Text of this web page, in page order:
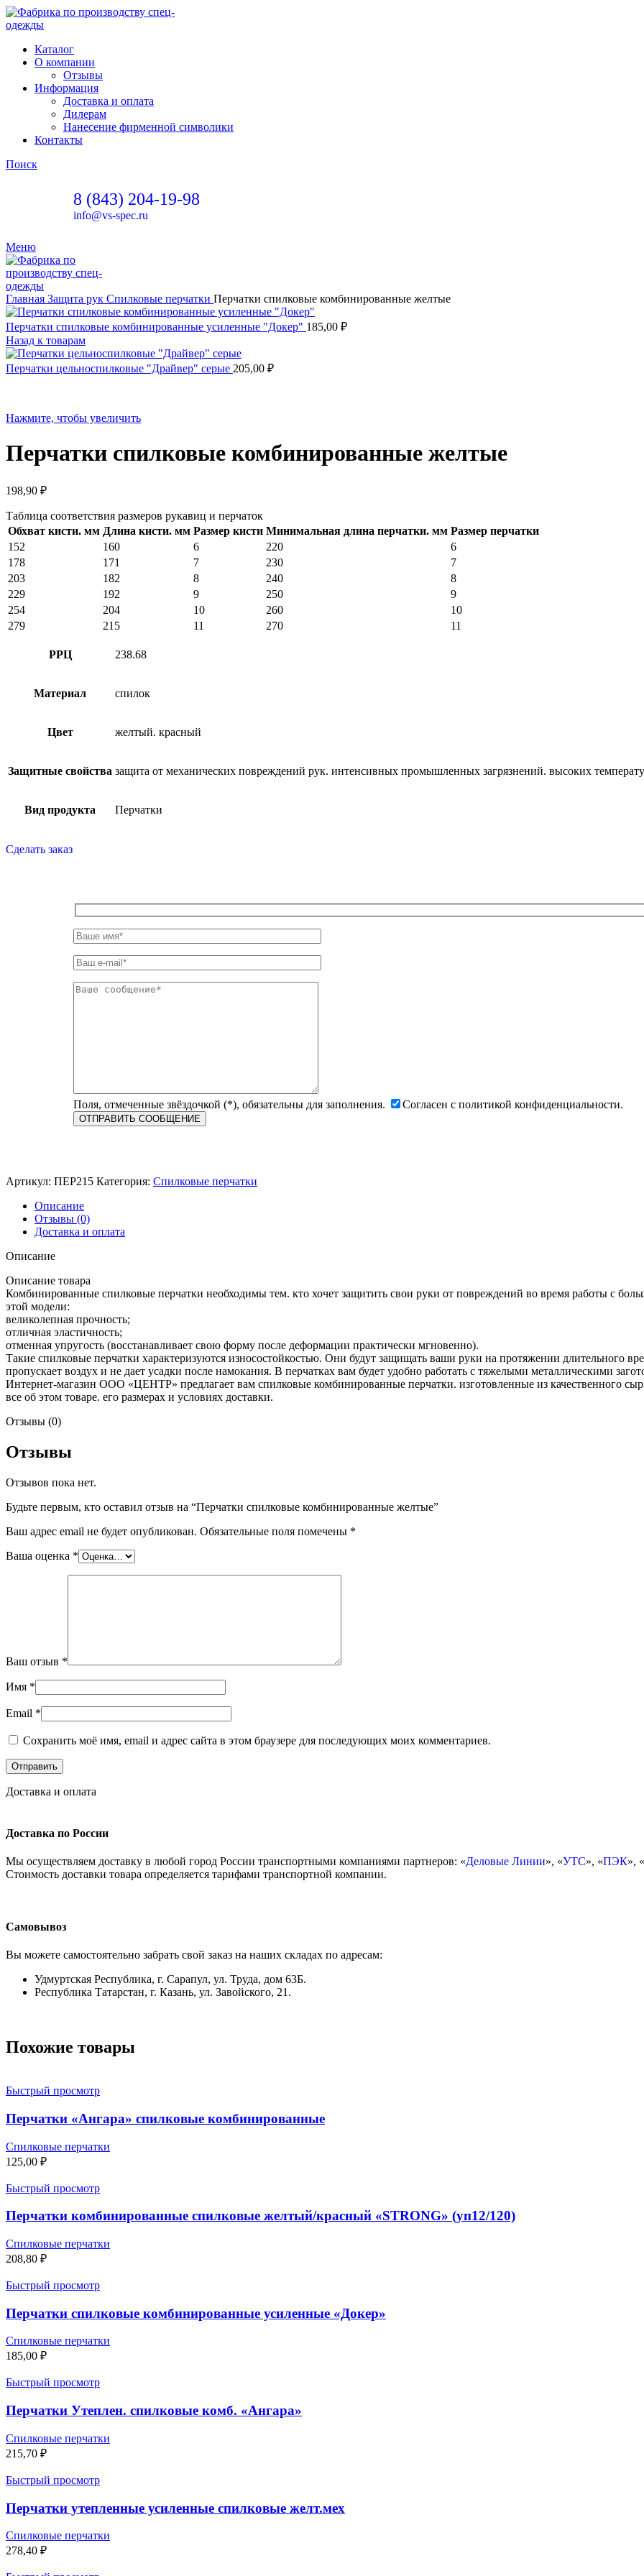
Каталог
О компании
Отзывы
Информация
Доставка и оплата
Дилерам
Нанесение фирменной символики
Контакты
Поиск
8 (843) 204-19-98
info@vs-spec.ru
Меню
Главная Защита рук Спилковые перчатки Перчатки спилковые комбинированные желтые
Перчатки спилковые комбинированные усиленные "Докер" 185,00 ₽
Назад к товарам
Перчатки цельноспилковые "Драйвер" серые 205,00 ₽
Нажмите, чтобы увеличить
Перчатки спилковые комбинированные желтые
198,90 ₽
Таблица соответствия размеров рукавиц и перчаток
Обхват кисти. мм Длина кисти. мм Размер кисти Минимальная длина перчатки. мм Размер перчатки
152
160 6 220
6
178
171 7 230
7
203
182 8 240
8
229
192 9 250
9
254
204 10 260
10
279
215 11 270 11
РРЦ 238.68
Материал спилок
Цвет желтый. красный
Защитные свойства защита от механических повреждений рук. интенсивных промышленных загрязнений. высоких
Вид продукта Перчатки
Сделать заказ
Поля, отмеченные звёздочкой (*), обязательны для заполнения. Согласен с политикой конфиденциальности.
Артикул: ПЕР215 Категория: Спилковые перчатки
Описание
Отзывы (0)
Доставка и оплата
Описание
Описание товара
Комбинированные спилковые перчатки необходимы тем. кто хочет защитить свои руки от повреждений во время работы с
этой модели:
великолепная прочность;
отличная эластичность;
отменная упругость (восстанавливает свою форму после деформации практически мгновенно).
Такие спилковые перчатки характеризуются износостойкостью. Они будут защищать ваши руки на протяжении длительного
пропускает воздух и не дает усадки после намокания. В перчатках вам будет удобно работать с тяжелыми металлическими
Интернет-магазин ООО «ЦЕНТР» предлагает вам спилковые комбинированные перчатки. изготовленные из качественного
все об этом товаре. его размерах и условиях доставки.
Отзывы (0)
Отзывы
Отзывов пока нет.
Будьте первым, кто оставил отзыв на “Перчатки спилковые комбинированные желтые”
Ваш адрес email не будет опубликован. Обязательные поля помечены *
Ваша оценка *
Ваш отзыв *
Имя *
Email *
Сохранить моё имя, email и адрес сайта в этом браузере для последующих моих комментариев.
Доставка и оплата
Доставка по России
Мы осуществляем доставку в любой город России транспортными компаниями партнеров: «Деловые Линии», «УТС», «ПЭК», «
Стоимость доставки товара определяется тарифами транспортной компании.
Самовывоз
Вы можете самостоятельно забрать свой заказ на наших складах по адресам:
Удмуртская Республика, г. Сарапул, ул. Труда, дом 63Б.
Республика Татарстан, г. Казань, ул. Завойского, 21.
Похожие товары
Быстрый просмотр
Перчатки «Ангара» спилковые комбинированные
Спилковые перчатки
125,00 ₽
Быстрый просмотр
Перчатки комбинированные спилковые желтый/красный «STRONG» (уп12/120)
Спилковые перчатки
208,80 ₽
Быстрый просмотр
Перчатки спилковые комбинированные усиленные «Докер»
Спилковые перчатки
185,00 ₽
Быстрый просмотр
Перчатки Утеплен. спилковые комб. «Ангара»
Спилковые перчатки
215,70 ₽
Быстрый просмотр
Перчатки утепленные усиленные спилковые желт.мех
Спилковые перчатки
278,40 ₽